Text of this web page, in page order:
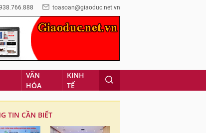
toasoan@giaoduc.net.vn
VĂN
HÓA
KINH
TẾ
TIN CẦN BIẾT